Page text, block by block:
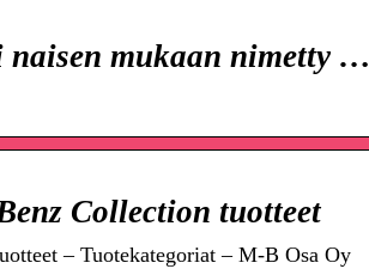
naisen mukaan nimetty …
Collection tuotteet
– Tuotekategoriat – M-B Osa Oy